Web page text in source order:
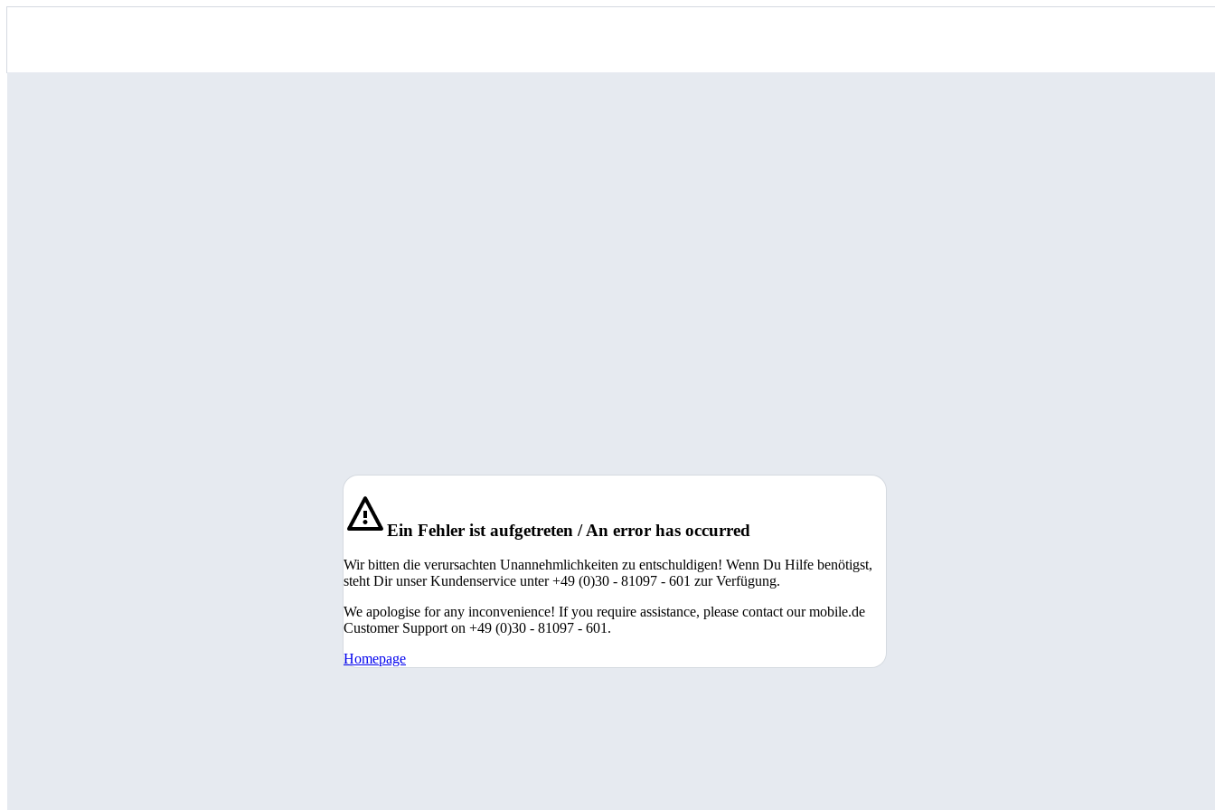
Ein Fehler ist aufgetreten / An error has occurred
Wir bitten die verursachten Unannehmlichkeiten zu entschuldigen! Wenn Du Hilfe benötigst,
steht Dir unser Kundenservice unter +49 (0)30 - 81097 - 601 zur Verfügung.
We apologise for any inconvenience! If you require assistance, please contact our mobile.de
Customer Support on +49 (0)30 - 81097 - 601.
Homepage